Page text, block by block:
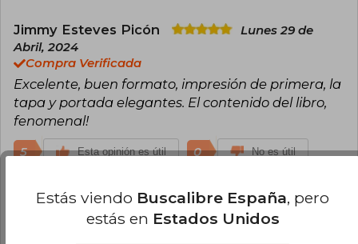
Jimmy Esteves Picón
Lunes 29 de
Abril, 2024
Compra Verificada
Excelente, buen formato, impresión de primera, la
tapa y portada elegantes. El contenido del libro,
fenomenal!
5 Esta opinión es útil 0 No es útil
Cargar más opiniones del libro
Estás viendo Buscalibre España, pero
estás en Estados Unidos